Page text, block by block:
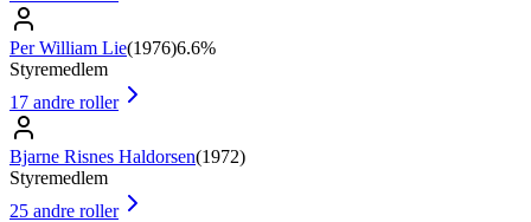
Per William Lie(1976)6.6%
Styremedlem
17 andre roller
Bjarne Risnes Haldorsen(1972)
Styremedlem
25 andre roller